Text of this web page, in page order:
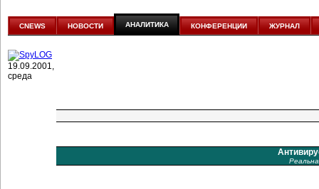
аналитике
CNEWS НОВОСТИ АНАЛИТИКА КОНФЕРЕНЦИИ ЖУРНАЛ
19.09.2001,
среда